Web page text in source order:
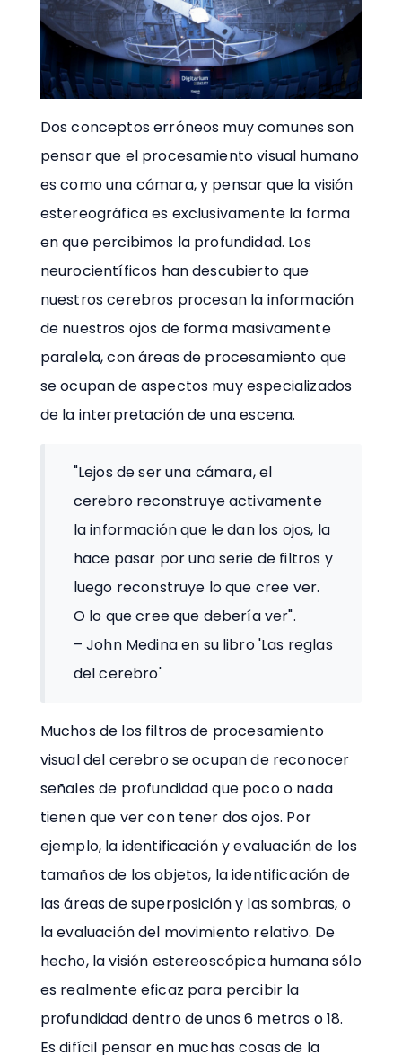
Dos conceptos erróneos muy comunes son
pensar que el procesamiento visual humano
es como una cámara, y pensar que la visión
estereográfica es exclusivamente la forma
en que percibimos la profundidad. Los
neurocientíficos han descubierto que
nuestros cerebros procesan la información
de nuestros ojos de forma masivamente
paralela, con áreas de procesamiento que
se ocupan de aspectos muy especializados
de la interpretación de una escena.
"Lejos de ser una cámara, el
cerebro reconstruye activamente
la información que le dan los ojos, la
hace pasar por una serie de filtros y
luego reconstruye lo que cree ver.
O lo que cree que debería ver".
– John Medina en su libro 'Las reglas
del cerebro'
Muchos de los filtros de procesamiento
visual del cerebro se ocupan de reconocer
señales de profundidad que poco o nada
tienen que ver con tener dos ojos. Por
ejemplo, la identificación y evaluación de los
tamaños de los objetos, la identificación de
las áreas de superposición y las sombras, o
la evaluación del movimiento relativo. De
hecho, la visión estereoscópica humana sólo
es realmente eficaz para percibir la
profundidad dentro de unos 6 metros o 18.
Es difícil pensar en muchas cosas de la